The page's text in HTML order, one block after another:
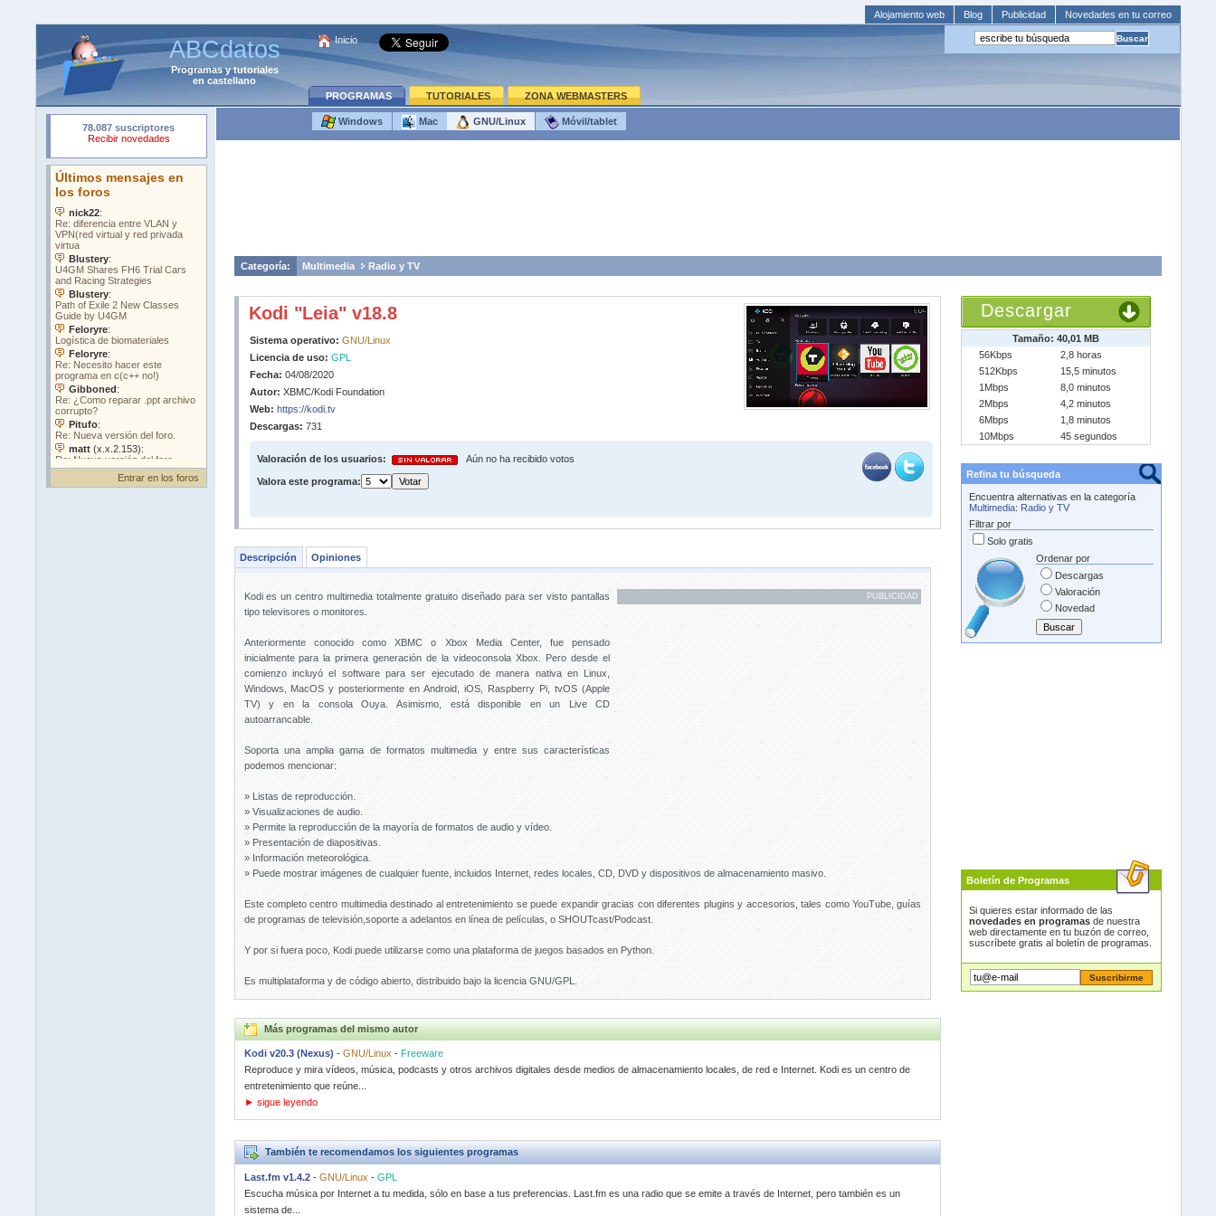
Alojamiento web Blog Publicidad Novedades en tu correo
ABCdatos
Programasytutoriales
en castellano
Inicio
PROGRAMAS TUTORIALES ZONA WEBMASTERS
Entrar en los foros
Windows Mac GNU/Linux Móvil/tablet
Categoría: Multimedia Radio y TV
Kodi "Leia" v18.8
Sistema operativo: GNU/Linux
Licencia de uso: GPL
Fecha: 04/08/2020
Autor: XBMC/Kodi Foundation
Web: https://kodi.tv
Descargas: 731
Valoración de los usuarios: Aún no ha recibido votos
Valora este programa:
Descripción Opiniones
PUBLICIDAD
Kodi es un centro multimedia totalmente gratuito diseñado para ser visto pantallas
tipo televisores o monitores.
Anteriormente conocido como XBMC o Xbox Media Center, fue pensado
inicialmente para la primera generación de la videoconsola Xbox. Pero desde el
comienzo incluyó el software para ser ejecutado de manera nativa en Linux,
Windows, MacOS y posteriormente en Android, iOS, Raspberry Pi, tvOS (Apple
TV) y en la consola Ouya. Asimismo, está disponible en un Live CD
autoarrancable.
Soporta una amplia gama de formatos multimedia y entre sus características
podemos mencionar:
» Listas de reproducción.
» Visualizaciones de audio.
» Permite la reproducción de la mayoría de formatos de audio y vídeo.
» Presentación de diapositivas.
» Información meteorológica.
» Puede mostrar imágenes de cualquier fuente, incluidos Internet, redes locales, CD, DVD y dispositivos de almacenamiento masivo.
Este completo centro multimedia destinado al entretenimiento se puede expandir gracias con diferentes plugins y accesorios, tales como YouTube, guías
de programas de televisión,soporte a adelantos en línea de películas, o SHOUTcast/Podcast.
Y por si fuera poco, Kodi puede utilizarse como una plataforma de juegos basados en Python.
Es multiplataforma y de código abierto, distribuido bajo la licencia GNU/GPL.
Más programas del mismo autor
Kodi v20.3 (Nexus) - GNU/Linux - Freeware
Reproduce y mira vídeos, música, podcasts y otros archivos digitales desde medios de almacenamiento locales, de red e Internet. Kodi es un centro de
entretenimiento que reúne...
► sigue leyendo
También te recomendamos los siguientes programas
Last.fm v1.4.2- GNU/Linux - GPL
Escucha música por Internet a tu medida, sólo en base a tus preferencias. Last.fm es una radio que se emite a través de Internet, pero también es un
sistema de...
Descargar
Tamaño: 40,01 MB
56Kbps
2,8 horas
512Kbps
15,5 minutos
1Mbps
8,0 minutos
2Mbps
4,2 minutos
6Mbps
1,8 minutos
10Mbps
45 segundos
Refina tu búsqueda
Encuentra alternativas en la categoría
Multimedia: Radio y TV
Filtrar por
Solo gratis
Ordenar por
Descargas
Valoración
Novedad
Boletín de Programas
Si quieres estar informado de las
novedades en programasde nuestra
web directamente en tu buzón de correo,
suscríbete gratis al boletín de programas.